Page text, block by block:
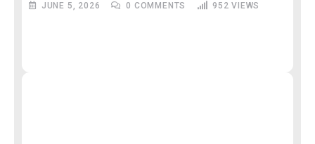
JUNE 5, 2026 0 COMMENTS 952 VIEWS